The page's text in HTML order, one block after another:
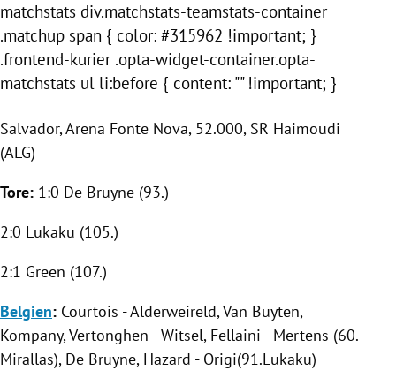
matchstats div.matchstats-teamstats-container
.matchup span { color: #315962 !important; }
.frontend-kurier .opta-widget-container.opta-
matchstats ul li:before { content: "" !important; }
Salvador, Arena Fonte Nova, 52.000, SR Haimoudi
(ALG)
Tore: 1:0 De Bruyne (93.)
2:0 Lukaku (105.)
2:1 Green (107.)
Belgien: Courtois - Alderweireld, Van Buyten,
Kompany, Vertonghen - Witsel, Fellaini - Mertens (60.
Mirallas), De Bruyne, Hazard - Origi(91.Lukaku)